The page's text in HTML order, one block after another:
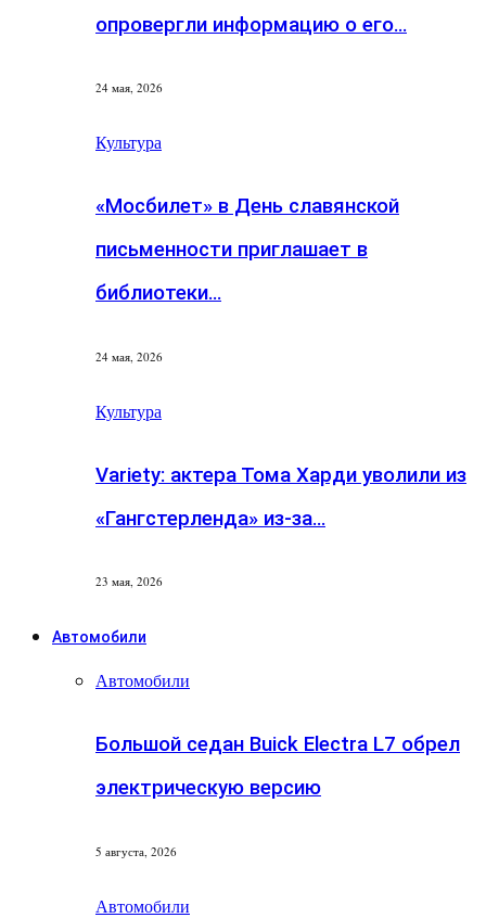
опровергли информацию о его…
24 мая, 2026
Культура
«Мосбилет» в День славянской
письменности приглашает в
библиотеки…
24 мая, 2026
Культура
Variety: актера Тома Харди уволили из
«Гангстерленда» из-за…
23 мая, 2026
Автомобили
Автомобили
Большой седан Buick Electra L7 обрел
электрическую версию
5 августа, 2026
Автомобили